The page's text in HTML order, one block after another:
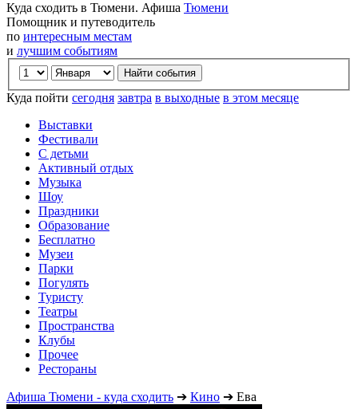
Куда сходить в Тюмени. Афиша Тюмени
Помощник и путеводитель
по интересным местам
и лучшим событиям
Куда пойти сегодня завтра в выходные в этом месяце
Выставки
Фестивали
С детьми
Активный отдых
Музыка
Шоу
Праздники
Образование
Бесплатно
Музеи
Парки
Погулять
Туристу
Театры
Пространства
Клубы
Прочее
Рестораны
Афиша Тюмени - куда сходить ➔ Кино ➔ Ева